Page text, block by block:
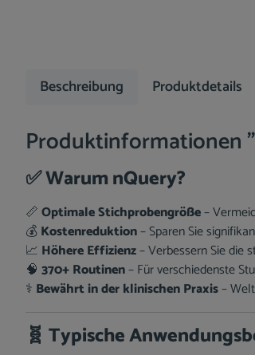
Beschreibung Produktdetails
Produktinformationen
✅Warum nQuery?
📏Optimale Stichprobengröße–
💰Kostenreduktion– Sparen Sie
📈 Höhere Effizienz– Verbessern Sie die
🧠 370+ Routinen– Für verschiedenste
⚕️ Bewährt in der klinischen Praxis–
🧬 Typische